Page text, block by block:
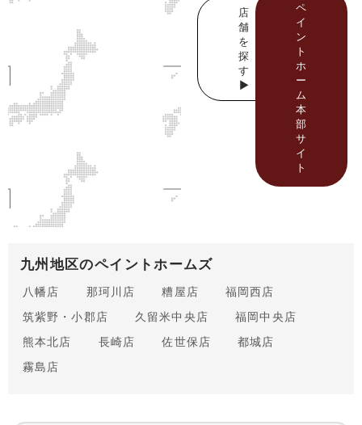
店
舗
を
探
す
▶
ペ
イ
ン
ト
ホ
ー
ム
本
部
サ
イ
ト
九州地区のペイントホームズ
八幡店 那珂川店 糟屋店
福岡西店
筑紫野・小郡店
久留米中央店
福岡中央店
熊本北店
長崎店 佐世保店
都城店
霧島店